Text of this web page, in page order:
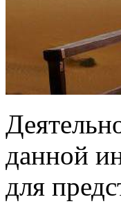
данной
для